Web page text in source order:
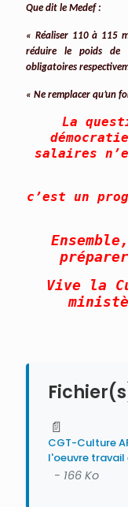
Que dit le Medef :
« Réaliser 110 à 115
réduire le poids de
obligatoires
« Ne remplacer qu’un
La
salaires
c’est un
Vive la
📄
CGT-Culture
l'oeuvre
- 166 Ko